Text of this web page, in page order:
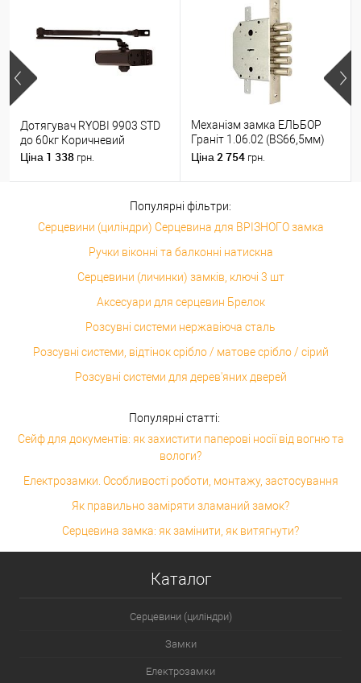
Дотягувач RYOBI 9903 STD
до 60кг Коричневий
Ціна 1 338 грн.
Механізм замка ЕЛЬБОР
Граніт 1.06.02 (BS66,5мм)
(н)
Ціна 2 754 грн.
Популярні фільтри:
Серцевини (циліндри) Серцевина для ВРІЗНОГО замка
Ручки віконні та балконні натискна
Серцевини (личинки) замків, ключі 3 шт
Аксесуари для серцевин Брелок
Розсувні системи нержавіюча сталь
Розсувні системи, відтінок срібло / матове срібло / сірий
Розсувні системи для дерев'яних дверей
Популярні статті:
Сейф для документів: як захистити паперові носії від вогню та
вологи?
Електрозамки. Особливості роботи, монтажу, застосування
Як правильно заміряти зламаний замок?
Серцевина замка: як замінити, як витягнути?
Каталог
Серцевини (циліндри)
Замки
Електрозамки